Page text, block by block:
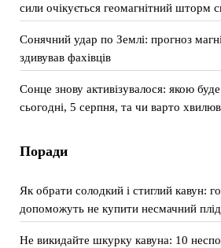
сили очікується геомагнітний шторм
Сонячний удар по Землі: прогноз
здивував фахівців
Сонце знову активізувалося: якою
сьогодні, 5 серпня, та чи варто
Поради
Як обрати солодкий і стиглий кавун:
допоможуть не купити несмачний плід
Не викидайте шкурку кавуна: 10